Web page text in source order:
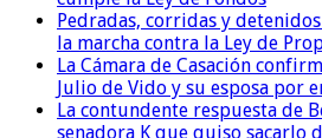
Pedradas, corridas y
la marcha contra la Ley de
La Cámara de Casación
Julio de Vido y su esposa
La contundente respuesta de
senadora K que quiso sacarlo